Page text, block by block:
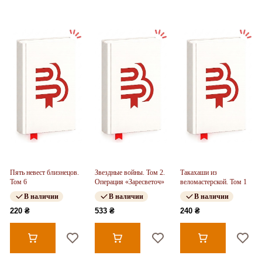
Пять невест близнецов.
Том 6
В наличии
220 ₴
Звездные войны. Том 2.
Операция «Заресветоч»
В наличии
533 ₴
Такахаши из
веломастерской. Том 1
В наличии
240 ₴